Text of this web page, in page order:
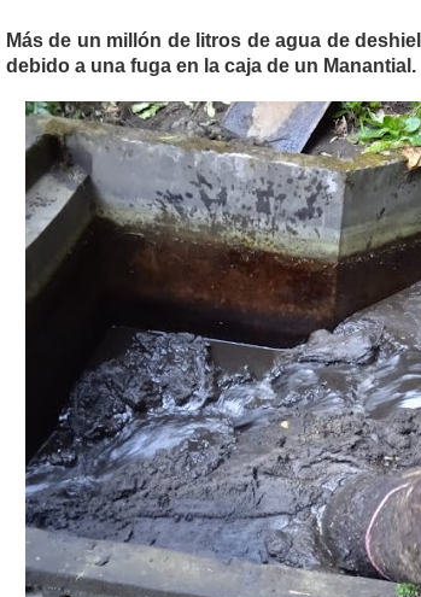
Más de un millón de litros de agua de
debido a una fuga en la caja de un Manantial.